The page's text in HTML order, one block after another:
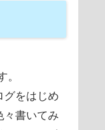
。
グをはじめ
々書いてみ